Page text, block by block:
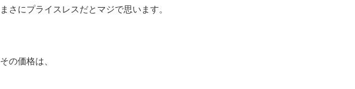
まさにプライスレスだとマジで思います。
その価格は、